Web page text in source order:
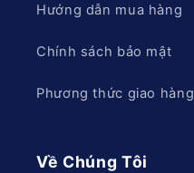
Hướng dẫn mua hàng
Chính sách bảo mật
Phương thức giao hàng
Về Chúng Tôi